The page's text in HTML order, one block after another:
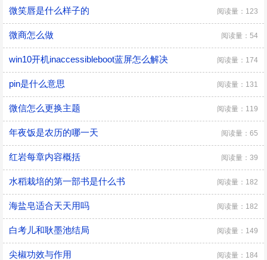
微笑唇是什么样子的 阅读量：123
微商怎么做 阅读量：54
win10开机inaccessibleboot蓝屏怎么解决 阅读量：174
pin是什么意思 阅读量：131
微信怎么更换主题 阅读量：119
年夜饭是农历的哪一天 阅读量：65
红岩每章内容概括 阅读量：39
水稻栽培的第一部书是什么书 阅读量：182
海盐皂适合天天用吗 阅读量：182
白考儿和耿墨池结局 阅读量：149
尖椒功效与作用 阅读量：184